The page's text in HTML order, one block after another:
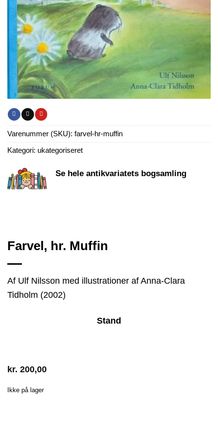
Varenummer (SKU): farvel-hr-muffin
Kategori: ukategoriseret
Se hele antikvariatets bogsamling
Farvel, hr. Muffin
Af Ulf Nilsson med illustrationer af Anna-Clara
Tidholm (2002)
Stand
kr. 200,00
Ikke på lager